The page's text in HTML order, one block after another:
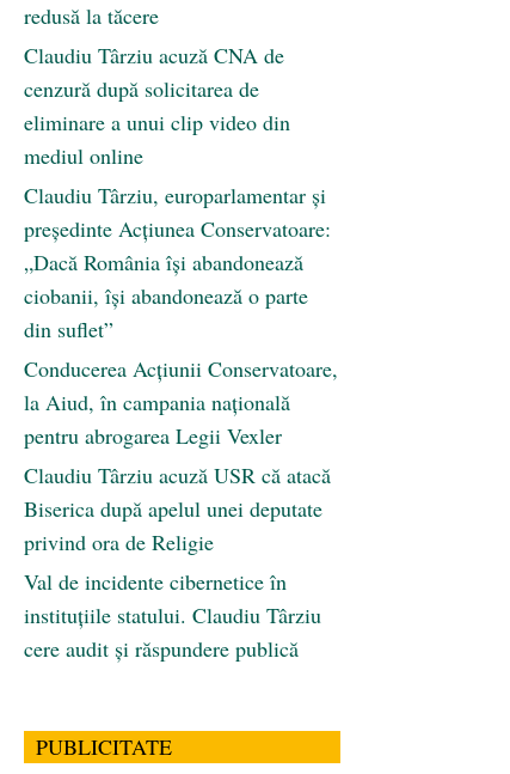
redusă la tăcere
Claudiu Târziu acuză CNA de
cenzură după solicitarea de
eliminare a unui clip video din
mediul online
Claudiu Târziu, europarlamentar și
președinte Acțiunea Conservatoare:
„Dacă România își abandonează
ciobanii, își abandonează o parte
din suflet”
Conducerea Acțiunii Conservatoare,
la Aiud, în campania națională
pentru abrogarea Legii Vexler
Claudiu Târziu acuză USR că atacă
Biserica după apelul unei deputate
privind ora de Religie
Val de incidente cibernetice în
instituțiile statului. Claudiu Târziu
cere audit și răspundere publică
PUBLICITATE